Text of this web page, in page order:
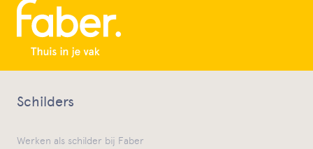
Schilders
Werken als schilder bij Faber